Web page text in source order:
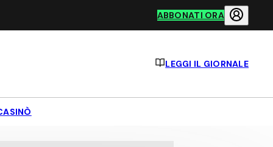
ABBONATI ORA
LEGGI IL GIORNALE